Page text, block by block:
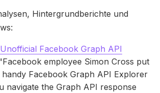
Hintergrundberichte und
Facebook Graph API
employee Simon Cross put
Facebook Graph API Explorer
navigate the Graph API response